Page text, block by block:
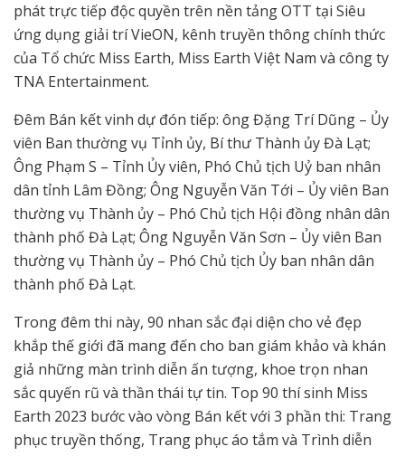
phát trực tiếp độc quyền trên nền tảng OTT tại Siêu
ứng dụng giải trí VieON, kênh truyền thông chính thức
của Tổ chức Miss Earth, Miss Earth Việt Nam và công ty
TNA Entertainment.
Đêm Bán kết vinh dự đón tiếp: ông Đặng Trí Dũng – Ủy
viên Ban thường vụ Tỉnh ủy, Bí thư Thành ủy Đà Lạt;
Ông Phạm S – Tỉnh Ủy viên, Phó Chủ tịch Uỷ ban nhân
dân tỉnh Lâm Đồng; Ông Nguyễn Văn Tới – Ủy viên Ban
thường vụ Thành ủy – Phó Chủ tịch Hội đồng nhân dân
thành phố Đà Lạt; Ông Nguyễn Văn Sơn – Ủy viên Ban
thường vụ Thành ủy – Phó Chủ tịch Ủy ban nhân dân
thành phố Đà Lạt.
Trong đêm thi này, 90 nhan sắc đại diện cho vẻ đẹp
khắp thế giới đã mang đến cho ban giám khảo và khán
giả những màn trình diễn ấn tượng, khoe trọn nhan
sắc quyến rũ và thần thái tự tin. Top 90 thí sinh Miss
Earth 2023 bước vào vòng Bán kết với 3 phần thi: Trang
phục truyền thống, Trang phục áo tắm và Trình diễn